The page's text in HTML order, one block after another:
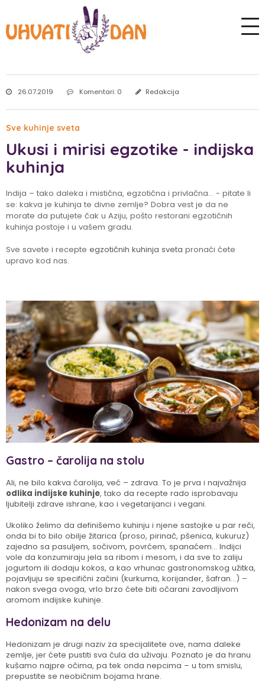
26.07.2019 Komentari: 0 Redakcija
Sve kuhinje sveta
Ukusi i mirisi egzotike - indijska
kuhinja
Indija – tako daleka i mistična, egzotična i privlačna… - pitate li
se: kakva je kuhinja te divne zemlje? Dobra vest je da ne
morate da putujete čak u Aziju, pošto restorani egzotičnih
kuhinja postoje i u vašem gradu.
Sve savete i recepte egzotičnih kuhinja sveta pronaći ćete
upravo kod nas.
Gastro – čarolija na stolu
Ali, ne bilo kakva čarolija, već – zdrava. To je prva i najvažnija
odlika indijske kuhinje, tako da recepte rado isprobavaju
ljubitelji zdrave ishrane, kao i vegetarijanci i vegani.
Ukoliko želimo da definišemo kuhinju i njene sastojke u par reči,
onda bi to bilo obilje žitarica (proso, pirinač, pšenica, kukuruz)
zajedno sa pasuljem, sočivom, povrćem, spanaćem… Indijci
vole da konzumiraju jela sa ribom i mesom, i da sve to zaliju
jogurtom ili dodaju kokos, a kao vrhunac gastronomskog užitka,
pojavljuju se specifični začini (kurkuma, korijander, šafran…) –
nakon svega ovoga, vrlo brzo ćete biti očarani zavodljivom
aromom indijske kuhinje.
Hedonizam na delu
Hedonizam je drugi naziv za specijalitete ove, nama daleke
zemlje, jer ćete pustiti sva čula da uživaju. Poznato je da hranu
kušamo najpre očima, pa tek onda nepcima – u tom smislu,
prepustite se neobičnim bojama hrane.